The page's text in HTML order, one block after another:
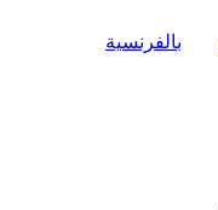
بالفرنسية